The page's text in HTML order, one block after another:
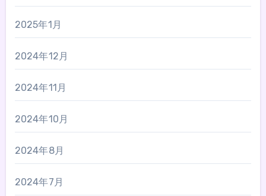
2025年1月
2024年12月
2024年11月
2024年10月
2024年8月
2024年7月